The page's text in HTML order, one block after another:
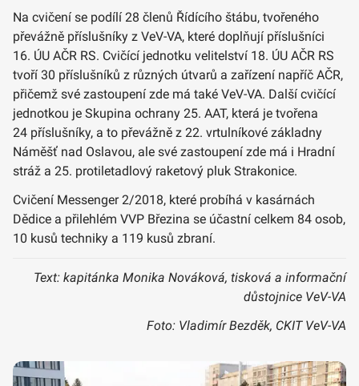
Na cvičení se podílí 28 členů Řídícího štábu, tvořeného
převážně příslušníky z VeV-VA, které doplňují příslušníci
16. ÚU AČR RS. Cvičící jednotku velitelství 18. ÚU AČR RS
tvoří 30 příslušníků z různých útvarů a zařízení napříč AČR,
přičemž své zastoupení zde má také VeV-VA. Další cvičící
jednotkou je Skupina ochrany 25. AAT, která je tvořena
24 příslušníky, a to převážně z 22. vrtulníkové základny
Náměšť nad Oslavou, ale své zastoupení zde má i Hradní
stráž a 25. protiletadlový raketový pluk Strakonice.
Cvičení Messenger 2/2018, které probíhá v kasárnách
Dědice a přilehlém VVP Březina se účastní celkem 84 osob,
10 kusů techniky a 119 kusů zbraní.
Text: kapitánka Monika Nováková, tisková a informační
důstojnice VeV-VA
Foto: Vladimír Bezděk, CKIT VeV-VA